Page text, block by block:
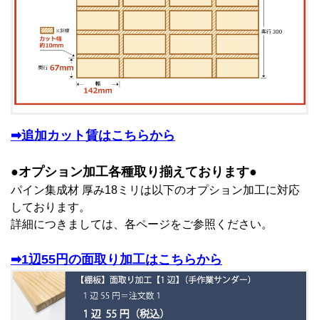
➡追加カット賃はこちらから
●オプション加工各種取り揃えております●
パイン集成材 厚み18ミリは以下のオプション加工に対応
しております。
詳細につきましては、各ページをご参照ください。
➡1辺55円の面取り加工はこちらから